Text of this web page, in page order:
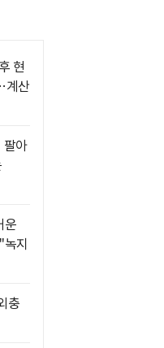
현
계산
팔아
운
지
충